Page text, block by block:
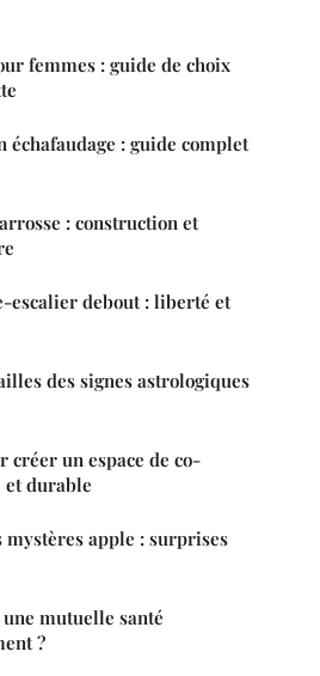
femmes : guide de choix
: guide complet
: construction et
escalier debout : liberté et
des signes astrologiques
créer un espace de co-
et durable
mystères apple : surprises
mutuelle santé
?